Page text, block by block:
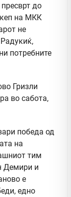
до
на МКК
не
потребните
Гризли
во сабота,
победа од
на
тим
Демири и
е
едно